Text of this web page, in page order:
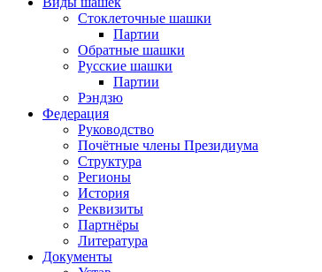
Стоклеточные шашки
Партии
Обратные шашки
Русские шашки
Партии
Рэндзю
Федерация
Руководство
Почётные члены Президиума
Структура
Регионы
История
Реквизиты
Партнёры
Литература
Документы